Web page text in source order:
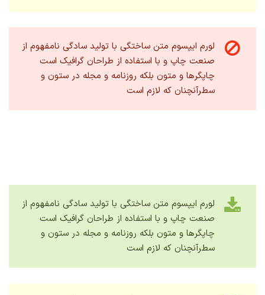
لورم ایپسوم متن ساختگی با تولید سادگی نامفهوم از
صنعت چاپ و با استفاده از طراحان گرافیک است
چاپگرها و متون بلکه روزنامه و مجله در ستون و
سطرآنچنان که لازم است
لورم ایپسوم متن ساختگی با تولید سادگی نامفهوم از
صنعت چاپ و با استفاده از طراحان گرافیک است
چاپگرها و متون بلکه روزنامه و مجله در ستون و
سطرآنچنان که لازم است